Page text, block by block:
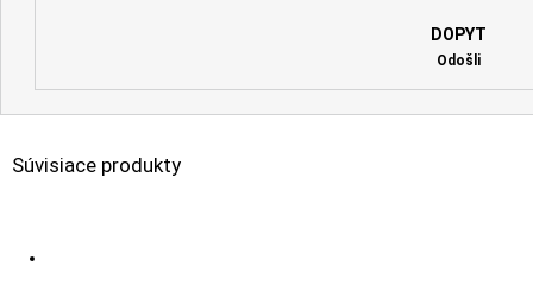
DOPYT
Odošli
Súvisiace produkty